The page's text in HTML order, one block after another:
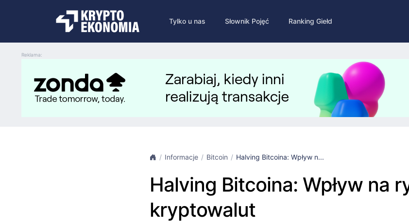
Tylko u nas Słownik Pojęć Ranking Giełd
Reklama:
Informacje Bitcoin Halving Bitcoina: Wpływ n...
Halving Bitcoina: Wpływ na
kryptowalut